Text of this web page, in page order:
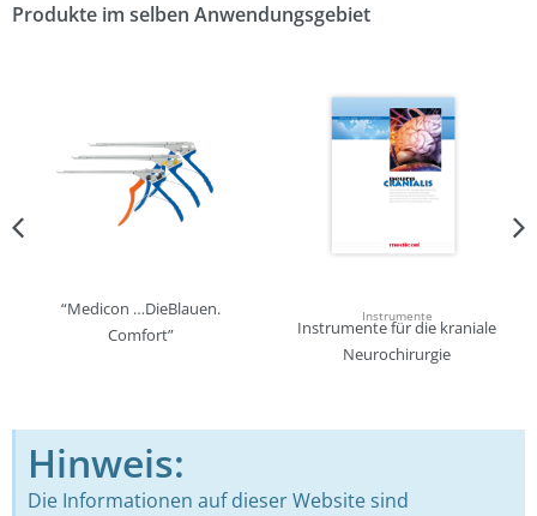
Produkte im selben Anwendungsgebiet
“Medicon …DieBlauen.
Comfort”
Instrumente
Instrumente für die kraniale
Neurochirurgie
Hinweis:
Die Informationen auf dieser Website sind